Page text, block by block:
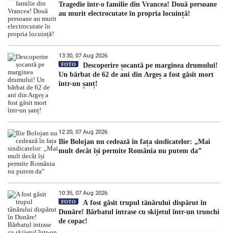
Tragedie într-o familie din Vrancea! Două persoane
au murit electrocutate în propria locuință!
13:30, 07 Aug 2026
FOTO
Descoperire șocantă pe marginea drumului!
Un bărbat de 62 de ani din Argeș a fost găsit mort
într-un șanț!
12:20, 07 Aug 2026
Ilie Bolojan nu cedează în fața sindicatelor: „Mai
mult decât își permite România nu putem da”
10:35, 07 Aug 2026
FOTO
A fost găsit trupul tânărului dispărut în
Dunăre! Bărbatul intrase cu skijetul într-un trunchi
de copac!